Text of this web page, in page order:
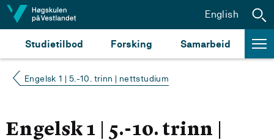
Hopp til innhald
Studietilbod Forsking Samarbeid
English
Engelsk 1 | 5.-10. trinn | nettstudium
Engelsk 1 | 5.-10. trinn |